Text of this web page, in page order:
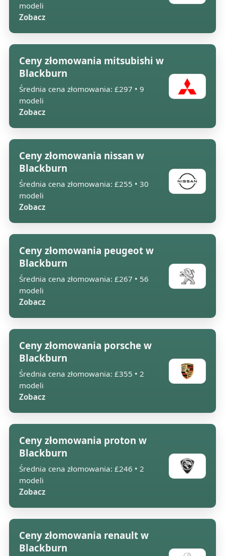
modeli
Zobacz
Ceny złomowania mitsubishi w
Blackburn
Średnia cena złomowania: £297 • 9
modeli
Zobacz
Ceny złomowania nissan w
Blackburn
Średnia cena złomowania: £255 • 30
modeli
Zobacz
Ceny złomowania peugeot w
Blackburn
Średnia cena złomowania: £267 • 56
modeli
Zobacz
Ceny złomowania porsche w
Blackburn
Średnia cena złomowania: £355 • 2
modeli
Zobacz
Ceny złomowania proton w
Blackburn
Średnia cena złomowania: £246 • 2
modeli
Zobacz
Ceny złomowania renault w
Blackburn